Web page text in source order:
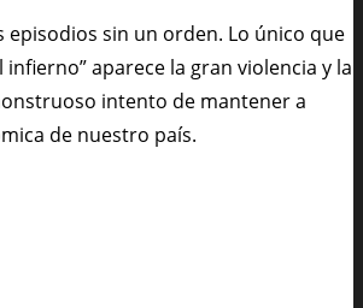
episodios sin un orden. Lo único que
aparece la gran violencia y la
intento de mantener a
de nuestro país.